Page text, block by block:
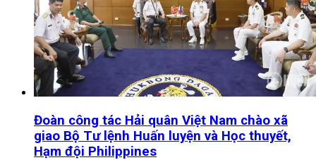
Đoàn công tác Hải quân Việt Nam chào xã
giao Bộ Tư lệnh Huấn luyện và Học thuyết,
Hạm đội Philippines